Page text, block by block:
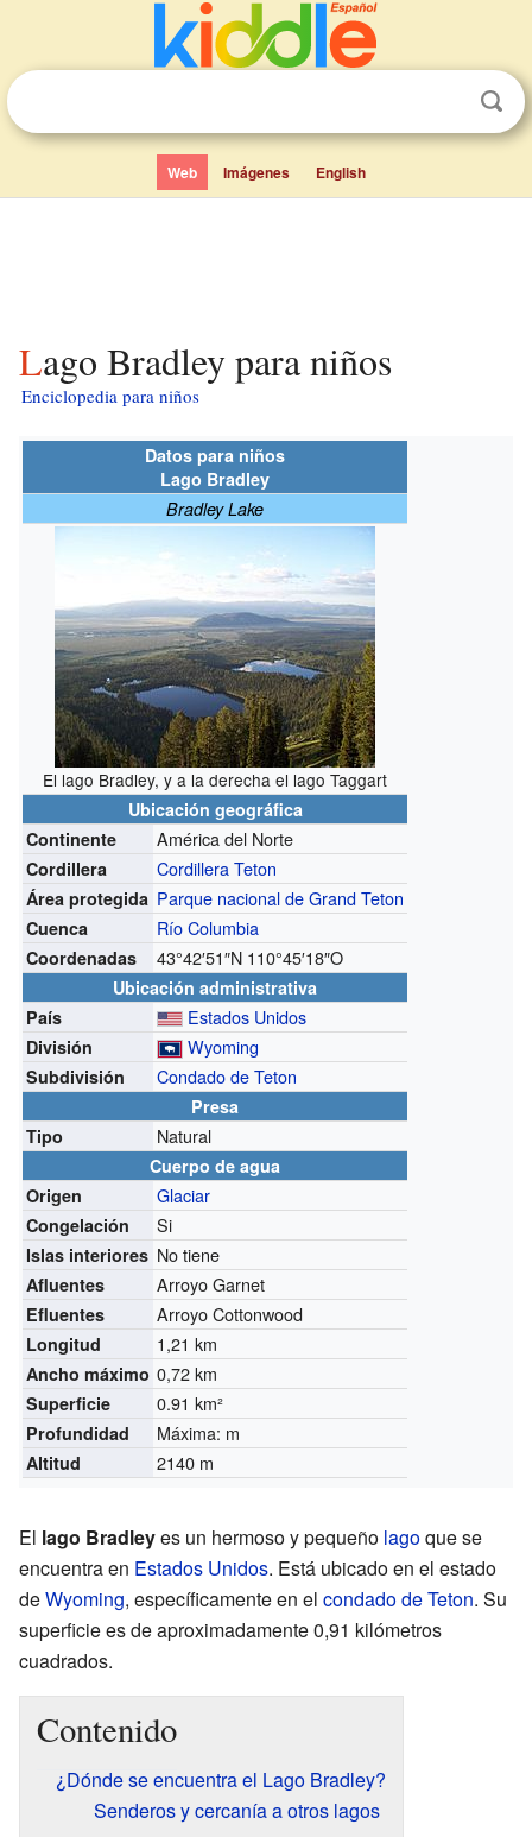
Web Imágenes English
Lago Bradley para niños
Enciclopedia para niños
Datos para niños
Lago Bradley
Bradley Lake
El lago Bradley, y a la derecha el lago Taggart
Ubicación geográfica
Continente
América del Norte
Cordillera Cordillera Teton
Área protegida Parque nacional de Grand Teton
Cuenca Río Columbia
Coordenadas 43°42′51″N 110°45′18″O
Ubicación administrativa
País
Estados Unidos
División Wyoming
Subdivisión Condado de Teton
Presa
Tipo
Natural
Cuerpo de agua
Origen
Glaciar
Congelación Si
Islas interiores No tiene
Afluentes Arroyo Garnet
Efluentes Arroyo Cottonwood
Longitud 1,21 km
Ancho máximo 0,72 km
Superficie 0.91 km²
Profundidad Máxima: m
Altitud 2140 m
El lago Bradleyes un hermoso y pequeño lagoque se
encuentra en Estados Unidos. Está ubicado en el estado
deWyoming, específicamente en el condado de Teton. Su
superficie es de aproximadamente 0,91 kilómetros
cuadrados.
Contenido
¿Dónde se encuentra el Lago Bradley?
Senderos y cercanía a otros lagos